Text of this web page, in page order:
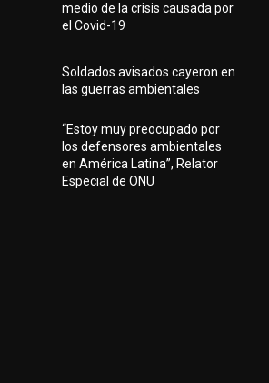
medio de la crisis causada por
el Covid-19
Soldados avisados cayeron en
las guerras ambientales
“Estoy muy preocupado por
los defensores ambientales
en América Latina”, Relator
Especial de ONU